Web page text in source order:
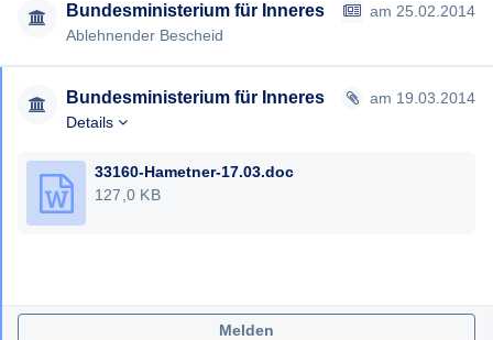
Bundesministerium für Inneres
am 25.02.2014
Ablehnender Bescheid
Bundesministerium für Inneres
am 19.03.2014
Details
33160-Hametner-17.03.doc
127,0 KB
Melden